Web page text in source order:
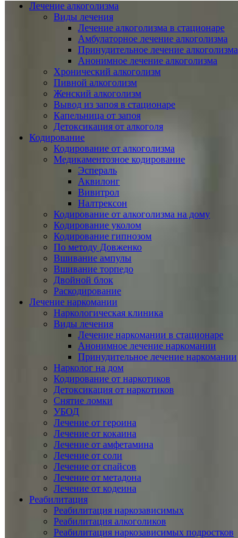
Лечение алкоголизма
Виды лечения
Лечение алкоголизма в стационаре
Амбулаторное лечение алкоголизма
Принудительное лечение алкоголизма
Анонимное лечение алкоголизма
Хронический алкоголизм
Пивной алкоголизм
Женский алкоголизм
Вывод из запоя в стационаре
Капельница от запоя
Детоксикация от алкоголя
Кодирование
Кодирование от алкоголизма
Медикаментозное кодирование
Эспераль
Аквилонг
Вивитрол
Налтрексон
Кодирование от алкоголизма на дому
Кодирование уколом
Кодирование гипнозом
По методу Довженко
Вшивание ампулы
Вшивание торпедо
Двойной блок
Раскодирование
Лечение наркомании
Наркологическая клиника
Виды лечения
Лечение наркомании в стационаре
Анонимное лечение наркомании
Принудительное лечение наркомании
Нарколог на дом
Кодирование от наркотиков
Детоксикация от наркотиков
Снятие ломки
УБОД
Лечение от героина
Лечение от кокаина
Лечение от амфетамина
Лечение от соли
Лечение от спайсов
Лечение от метадона
Лечение от кодеина
Реабилитация
Реабилитация наркозависимых
Реабилитация алкоголиков
Реабилитация наркозависимых подростков